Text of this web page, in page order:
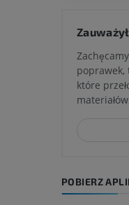
poprawek,
które
POBIERZ